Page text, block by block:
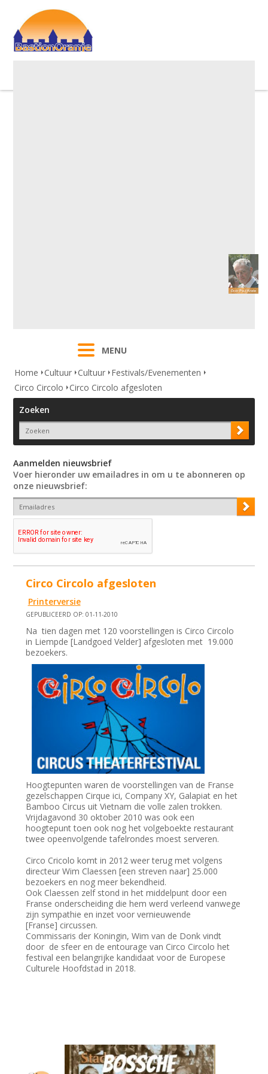
MENU
Home
Cultuur Cultuur Festivals/Evenementen
Circo Circolo
Circo Circolo afgesloten
Zoeken
Aanmelden nieuwsbrief
Voer hieronder uw emailadres in om u te abonneren op
onze nieuwsbrief:
Circo Circolo afgesloten
Printerversie
GEPUBLICEERD OP: 01-11-2010
Na tien dagen met 120 voorstellingen is Circo Circolo
in Liempde [Landgoed Velder] afgesloten met 19.000
bezoekers.
Hoogtepunten waren de voorstellingen van de Franse
gezelschappen Cirque ici, Company XY, Galapiat en het
Bamboo Circus uit Vietnam die volle zalen trokken.
Vrijdagavond 30 oktober 2010 was ook een
hoogtepunt toen ook nog het volgeboekte restaurant
twee opeenvolgende tafelrondes moest serveren.
Circo Cricolo komt in 2012 weer terug met volgens
directeur Wim Claessen [een streven naar] 25.000
bezoekers en nog meer bekendheid.
Ook Claessen zelf stond in het middelpunt door een
Franse onderscheiding die hem werd verleend vanwege
zijn sympathie en inzet voor vernieuwende
[Franse] circussen.
Commissaris der Koningin, Wim van de Donk vindt
door de sfeer en de entourage van Circo Circolo het
festival een belangrijke kandidaat voor de Europese
Culturele Hoofdstad in 2018.